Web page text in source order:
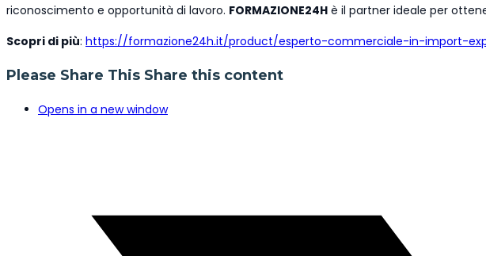
riconoscimento e opportunità di lavoro. FORMAZIONE24H è il partner ideale per
Scopri di più: https://formazione24h.it/product/esperto-commerciale-in-import-
Please Share This Share this content
Opens in a new window